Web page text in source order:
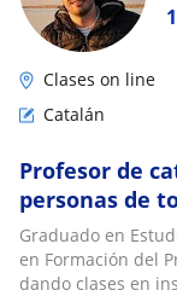
Clases on line
Catalán
Profesor de
personas de
Graduado en
en Formación del
dando clases en